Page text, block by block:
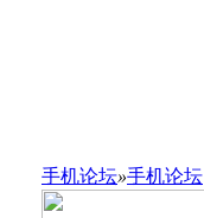
手机论坛»手机论坛